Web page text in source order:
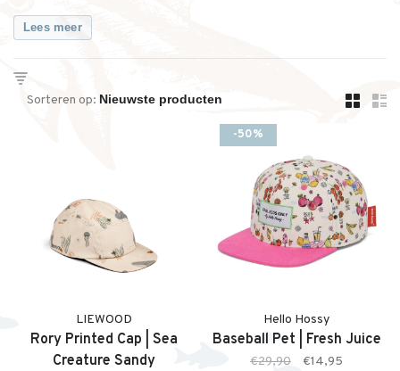
Lees meer
Sorteren op:
LIEWOOD
Rory Printed Cap | Sea
Creature Sandy
-50%
Hello Hossy
Baseball Pet | Fresh Juice
€29,90 €14,95